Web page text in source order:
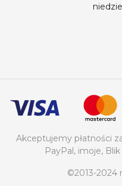
Akceptujemy płatności
PayPal, imoje,
©2013-2024